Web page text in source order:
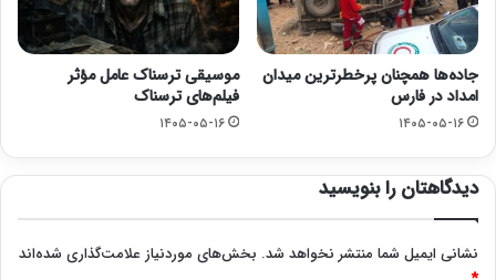
جاده‌ها همچنان پرخطرترین میدان
امداد در فارس
۱۴۰۵-۰۵-۱۶
موسیقی ترسناک عامل مؤثر
فیلم‌های ترسناک
۱۴۰۵-۰۵-۱۶
دیدگاهتان را بنویسید
نشانی ایمیل شما منتشر نخواهد شد. بخش‌های موردنیاز علامت‌گذاری شده‌اند